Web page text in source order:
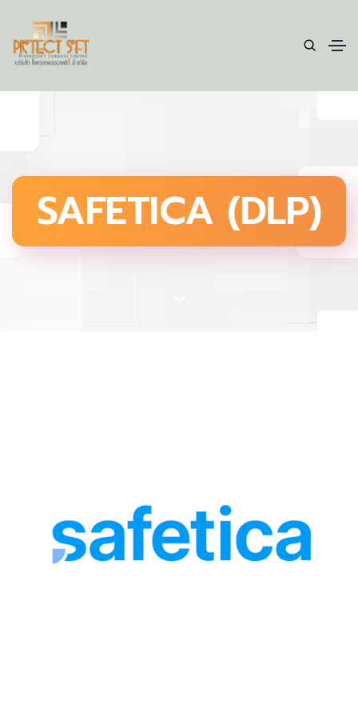
SAFETICA (DLP)